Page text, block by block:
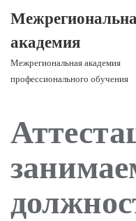
академия
Межрегиональная академия
профессионального обучения